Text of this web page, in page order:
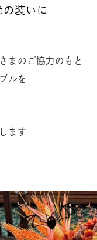
装いに
まのご協力のもと
ルを
ます